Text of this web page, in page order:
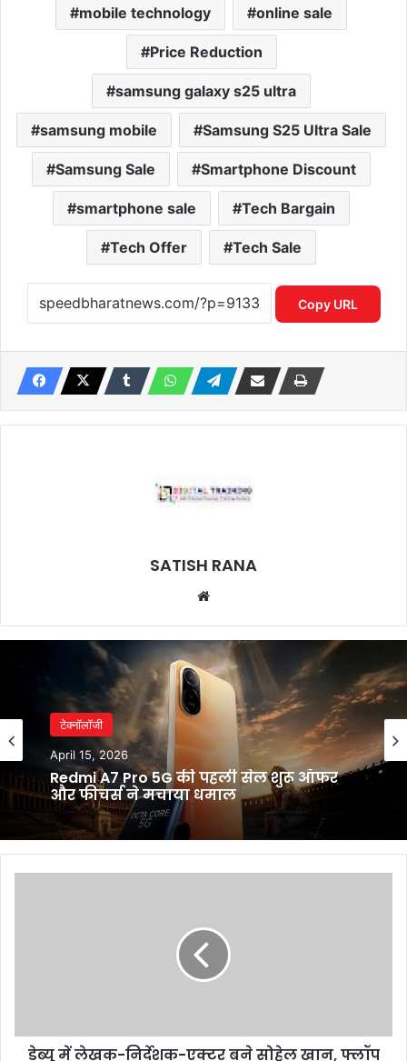
mobile technology online sale
Price Reduction
samsung galaxy s25 ultra
samsung mobile Samsung S25 Ultra Sale
Samsung Sale Smartphone Discount
smartphone sale Tech Bargain
Tech Offer Tech Sale
Copy URL
SATISH RANA
टेक्नॉलॉजी
April 15, 2026
Redmi A7 Pro 5G की पहली सेल शुरू ऑफर
और फीचर्स ने मचाया धमाल
फ्लॉप
डेब्यू में लेखक-निर्देशक-एक्टर बने सोहेल खान, फ्लॉप